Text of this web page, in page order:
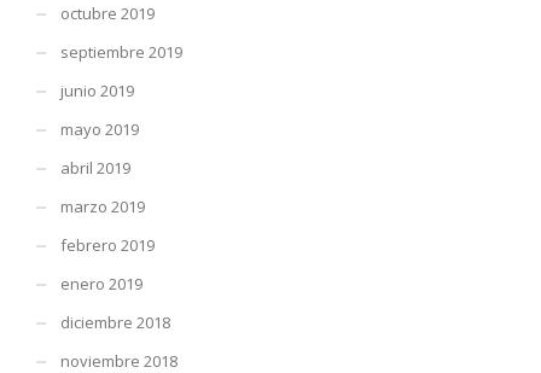
octubre 2019
septiembre 2019
junio 2019
mayo 2019
abril 2019
marzo 2019
febrero 2019
enero 2019
diciembre 2018
noviembre 2018